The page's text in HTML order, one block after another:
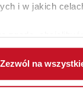
i w jakich
zgodę,
dotyczące
dokładnością
Twoje
Zezwól na